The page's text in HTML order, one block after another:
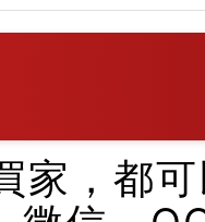
家，都